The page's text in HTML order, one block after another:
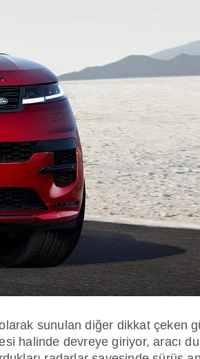
sunulan diğer dikkat çeken
halinde devreye giriyor, aracı